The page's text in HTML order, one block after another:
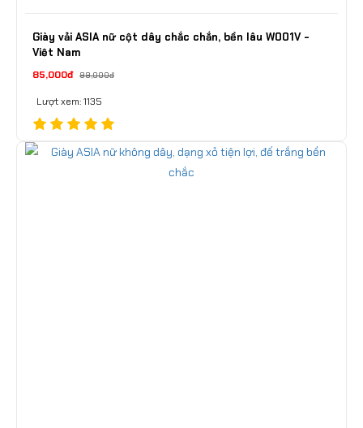
Giày vải ASIA nữ cột dây chắc chắn, bền lâu W001V -
Việt Nam
85,000đ 99,000đ
Lượt xem: 1135